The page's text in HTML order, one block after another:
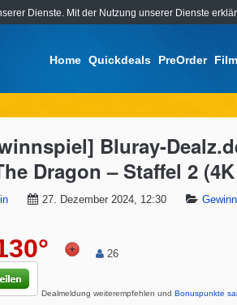
Home Quickdeals PreOrder
Bluray-
Dragon – Staffel 2
27. Dezember 2024, 12:30
26
Dealmeldung weiterempfehlen und Bonuspunkte
Dienste. Mit der Nutzung unserer Dienste